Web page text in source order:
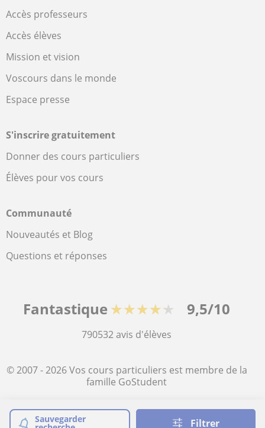
Sauvegarder Filtrer
Accès professeurs
Accès élèves
Mission et vision
Voscours dans le monde
Espace presse
S'inscrire gratuitement
Donner des cours particuliers
Élèves pour vos cours
Communauté
Nouveautés et Blog
Questions et réponses
Fantastique ★★★★★ 9,5/10
790532avis d'élèves
© 2007 - 2026 Vos cours particuliers est membre de la
famille GoStudent
Plan du site:Cours particuliers